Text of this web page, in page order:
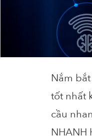
Nắm
tốt nhất
cầu
NHANH